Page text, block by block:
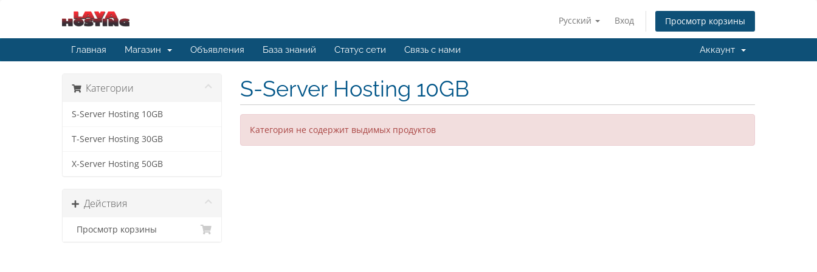
Русский Вход Просмотр корзины
Главная Магазин Объявления База знаний Статус сети Связь с нами Аккаунт
Категории
S-Server Hosting 10GB
T-Server Hosting 30GB
X-Server Hosting 50GB
Действия
Просмотр корзины
S-Server Hosting 10GB
Категория не содержит выдимых продуктов